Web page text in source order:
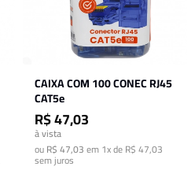
CAIXA COM 100 CONEC RJ45
CAT5e
R$ 47,03
à vista
ouR$ 47,03em1x de R$ 47,03
sem juros